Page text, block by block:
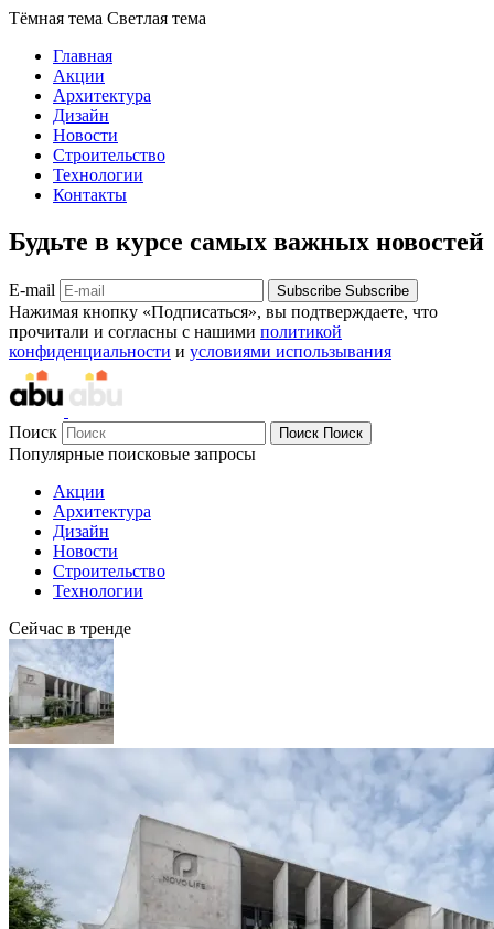
Тёмная тема Светлая тема
Главная
Акции
Архитектура
Дизайн
Новости
Строительство
Технологии
Контакты
Будьте в курсе самых важных новостей
E-mail Subscribe Subscribe
Нажимая кнопку «Подписаться», вы подтверждаете, что
прочитали и согласны с нашими политикой
конфиденциальности и условиями использывания
Поиск Поиск Поиск
Популярные поисковые запросы
Акции
Архитектура
Дизайн
Новости
Строительство
Технологии
Сейчас в тренде